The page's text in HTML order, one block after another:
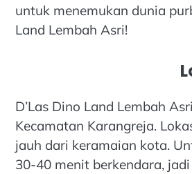
untuk menemukan dunia
Land Lembah Asri!
D’Las Dino Land Lembah
Kecamatan Karangreja.
jauh dari keramaian kota.
30-40 menit berkendara,